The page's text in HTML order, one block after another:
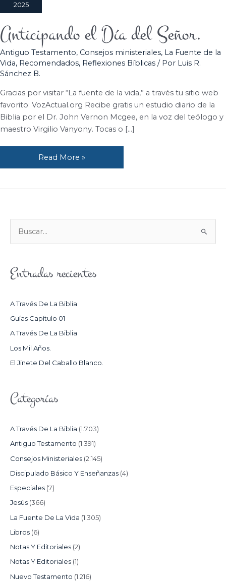
2025
Anticipando el Día del Señor.
Antiguo Testamento, Consejos ministeriales, La Fuente de la
Vida, Recomendados, Reflexiones Bíblicas / Por Luis R.
Sánchez B.
Gracias por visitar “La fuente de la vida,” a través tu sitio web
favorito: VozActual.org Recibe gratis un estudio diario de la
Biblia por el Dr. John Vernon Mcgee, en la voz del teólogo y
maestro Virgilio Vanyony. Tocas o […]
Anticipando
el
Día
del
Señor.
Read More »
U
C
:
Entradas recientes
A Través De La Biblia
Guías Capítulo 01
A Través De La Biblia
Los Mil Años.
El Jinete Del Caballo Blanco.
Categorías
A Través De La Biblia (1.703)
Antiguo Testamento (1.391)
Consejos Ministeriales (2.145)
Discipulado Básico Y Enseñanzas (4)
Especiales (7)
Jesús (366)
La Fuente De La Vida (1.305)
Libros (6)
Notas Y Editoriales (2)
Notas Y Editoriales (1)
Nuevo Testamento (1.216)